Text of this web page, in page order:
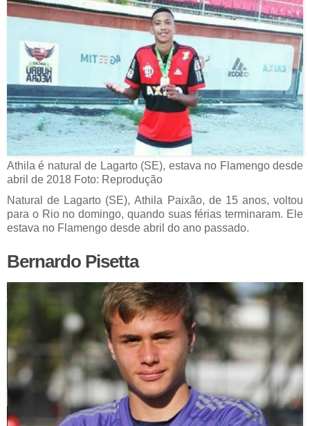
Athila é natural de Lagarto (SE), estava no Flamengo desde
abril de 2018 Foto: Reprodução
Natural de Lagarto (SE), Athila Paixão, de 15 anos, voltou
para o Rio no domingo, quando suas férias terminaram. Ele
estava no Flamengo desde abril do ano passado.
Bernardo Pisetta